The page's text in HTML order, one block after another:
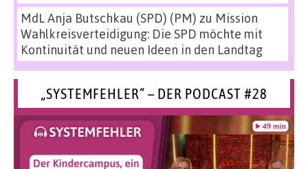
MdL Anja Butschkau (SPD) (PM) zu Mission
Wahlkreisverteidigung: Die SPD möchte mit
Kontinuität und neuen Ideen in den Landtag
„SYSTEMFEHLER“ – DER PODCAST #28